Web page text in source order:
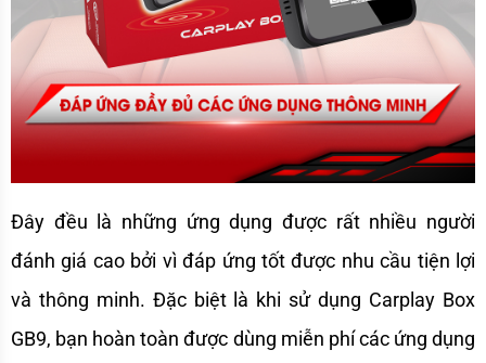
Đây đều là những ứng dụng được rất nhiều người
đánh giá cao bởi vì đáp ứng tốt được nhu cầu tiện lợi
và thông minh. Đặc biệt là khi sử dụng Carplay Box
GB9, bạn hoàn toàn được dùng miễn phí các ứng dụng